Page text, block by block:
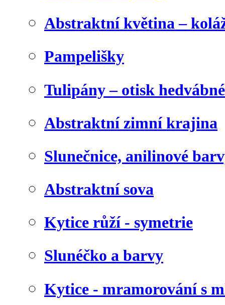
Abstraktní květina –
Pampelišky
Tulipány – otisk
Abstraktní zimní krajina
Slunečnice, anilinové
Abstraktní sova
Kytice růží - symetrie
Slunéčko a barvy
Kytice - mramorování s